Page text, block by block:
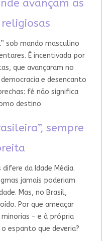
avançam as
sob mando masculino
É incentivada por
que avançaram no
e desencanto
fé não significa
destino
sempre
da Idade Média.
jamais poderiam
Mas, no Brasil,
Por que ameaçar
– e à própria
espanto que deveria?